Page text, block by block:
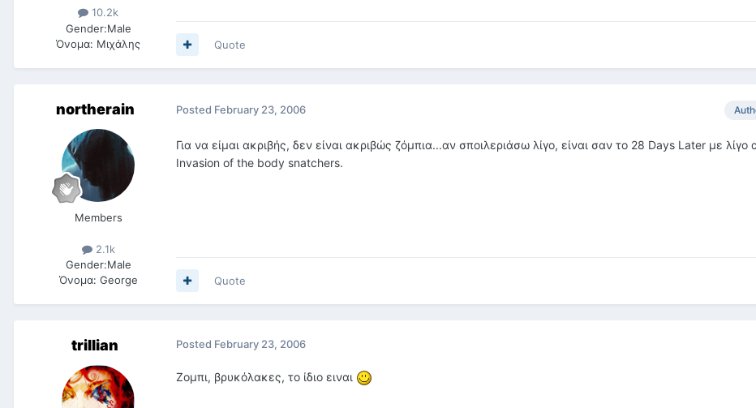
10.2k
Gender:Male
Όνομα: Μιχάλης Quote
northerain
Members
2.1k
Gender:Male
Όνομα: George
Posted February 23, 2006
Για να είμαι ακριβής, δεν είναι ακριβώς ζόμπια...αν σποιλεριάσω λίγο, είναι σαν το 28 Days Later με λίγο
Ιnvasion of the body snatchers.
Quote
trillian Posted February 23, 2006
Ζομπι, βρυκόλακες, το ίδιο ειναι